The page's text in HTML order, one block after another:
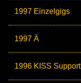
1997 Einzelgigs
1997 Ä
1996 KISS Support